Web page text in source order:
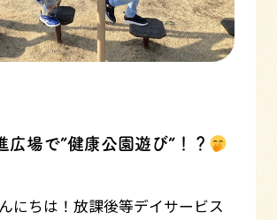
広場で”健康公園遊び”！？
にちは！放課後等デイサービス